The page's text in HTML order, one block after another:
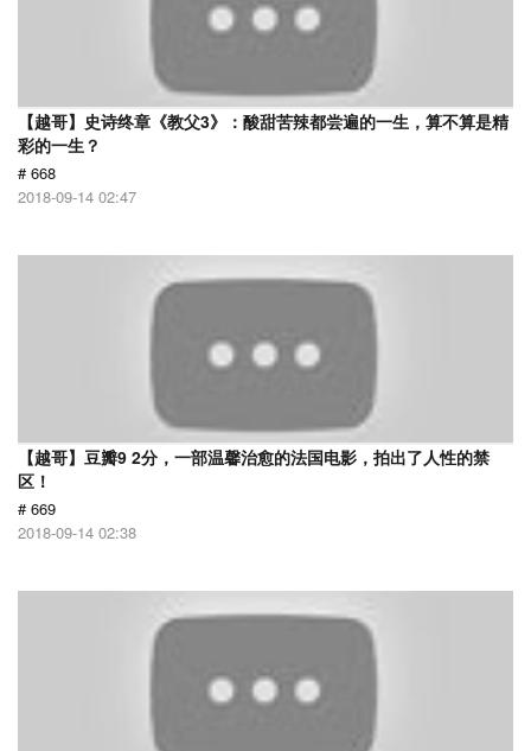
【越哥】史诗终章《教父3》：酸甜苦辣都尝遍的一生，算不算是精
彩的一生？
# 668
2018-09-14 02:47
【越哥】豆瓣9 2分，一部温馨治愈的法国电影，拍出了人性的禁
区！
# 669
2018-09-14 02:38